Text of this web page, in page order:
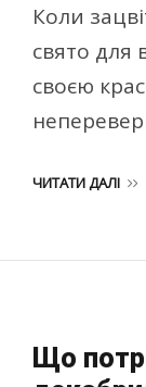
Коли
свято для
своєю
ЧИТАТИ ДАЛІ
Що